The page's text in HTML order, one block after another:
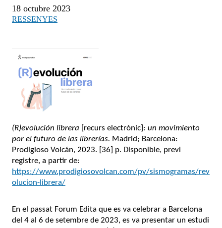
18 octubre 2023
RESSENYES
(R)evolución librera [recurs electrònic]: un movimiento
por el futuro de las librerías. Madrid; Barcelona:
Prodigioso Volcán, 2023. [36] p. Disponible, previ
registre, a partir de:
https://www.prodigiosovolcan.com/pv/sismogramas/rev
olucion-librera/
En el passat Forum Edita que es va celebrar a Barcelona
del 4 al 6 de setembre de 2023, es va presentar un estudi